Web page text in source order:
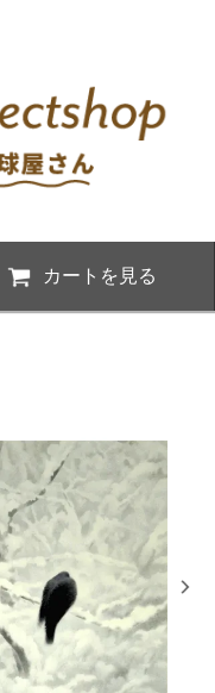
カートを見る